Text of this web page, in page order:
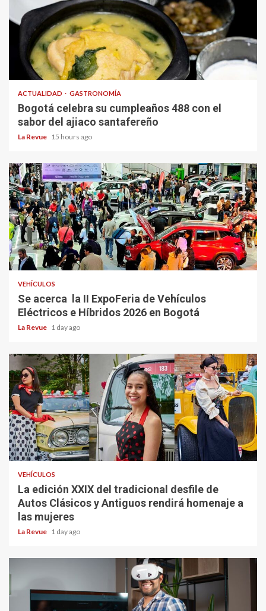
ACTUALIDAD GASTRONOMÍA
Bogotá celebra su cumpleaños 488 con el
sabor del ajiaco santafereño
La Revue 15 hours ago
VEHÍCULOS
Se acerca la II ExpoFeria de Vehículos
Eléctricos e Híbridos 2026 en Bogotá
La Revue 1 day ago
VEHÍCULOS
La edición XXIX del tradicional desfile de
Autos Clásicos y Antiguos rendirá homenaje a
las mujeres
La Revue 1 day ago